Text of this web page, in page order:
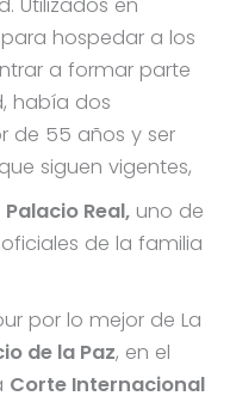
Utilizados en
hospedar a los
a formar parte
había dos
de 55 años y ser
siguen vigentes,
Palacio Real, uno de
de la familia
por lo mejor de La
de la Paz, en el
Corte Internacional